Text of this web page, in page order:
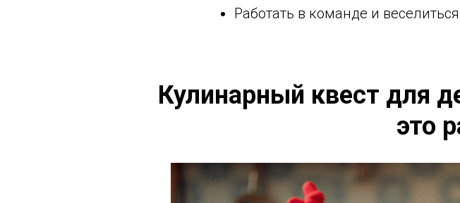
Работать в команде и
Кулинарный квест для
это